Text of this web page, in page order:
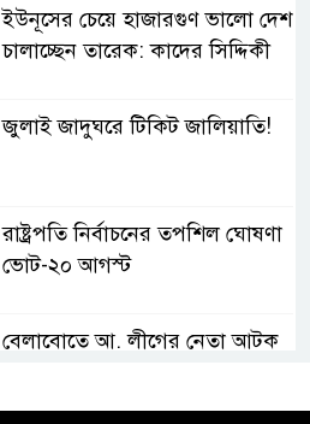
ইউনূসের চেয়ে হাজারগুণ ভালো দেশ
চালাচ্ছেন তারেক: কাদের সিদ্দিকী
জুলাই জাদুঘরে টিকিট জালিয়াতি!
রাষ্ট্রপতি নির্বাচনের তপশিল ঘোষণা
ভোট-২০ আগস্ট
বেলাবোতে আ. লীগের নেতা আটক